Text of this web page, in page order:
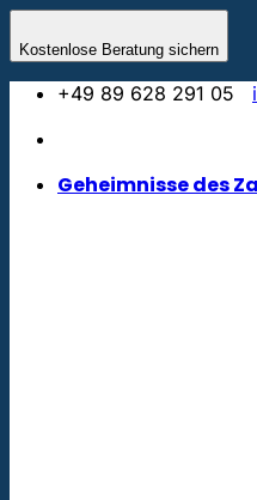
Kostenlose Beratung sichern
+49 89 628 291 05
Geheimnisse des